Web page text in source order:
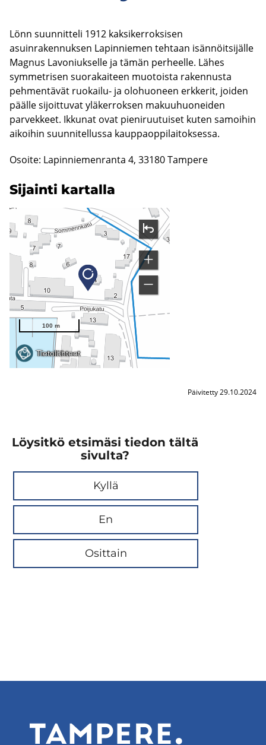
Lönn suunnitteli 1912 kaksikerroksisen
asuinrakennuksen Lapinniemen tehtaan isännöitsijälle
Magnus Lavoniukselle ja tämän perheelle. Lähes
symmetrisen suorakaiteen muotoista rakennusta
pehmentävät ruokailu- ja olohuoneen erkkerit, joiden
päälle sijoittuvat yläkerroksen makuuhuoneiden
parvekkeet. Ikkunat ovat pieniruutuiset kuten samoihin
aikoihin suunnitellussa kauppaoppilaitoksessa.
Osoite: Lapinniemenranta 4, 33180 Tampere
Si­jain­ti kar­tal­la
Päivitetty 29.10.2024
Löysitkö etsimäsi tiedon tältä
sivulta?
Kyllä
En
Osittain